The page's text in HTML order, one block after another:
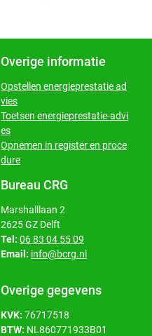
Overige informatie
Opstellen energieprestatie ad
vies
Toetsen energieprestatie-advi
es
Opnemen in register en proce
dure
Bureau CRG
Marshalllaan 2
2625 GZ Delft
Tel: 06 83 04 55 09
Email: info@bcrg.nl
Overige gegevens
KVK: 76717518
BTW: NL860771933B01